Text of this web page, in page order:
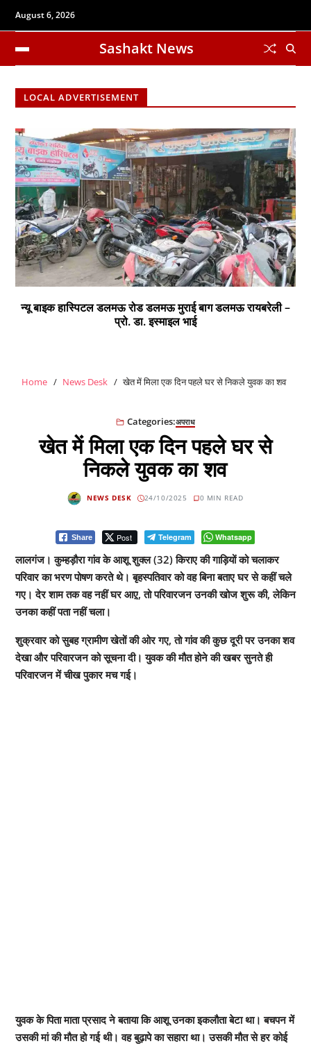
August 6, 2026
Sashakt News
LOCAL ADVERTISEMENT
न्यू बाइक हास्पिटल डलमऊ रोड डलमऊ मुराई बाग डलमऊ रायबरेली –
प्रो. डा. इस्माइल भाई
Home News Desk खेत में मिला एक दिन पहले घर से निकले युवक का शव
Categories:अपराध
खेत में मिला एक दिन पहले घर से
निकले युवक का शव
NEWS DESK 24/10/2025 0 MIN READ
Share Post Telegram Whatsapp
लालगंज। कुम्हड़ौरा गांव के आशू शुक्ल (32) किराए की गाड़ियों को चलाकर
परिवार का भरण पोषण करते थे। बृहस्पतिवार को वह बिना बताए घर से कहीं चले
गए। देर शाम तक वह नहीं घर आए़, तो परिवारजन उनकी खोज शुरू की, लेकिन
उनका कहीं पता नहीं चला।
शुक्रवार को सुबह ग्रामीण खेतों की ओर गए, तो गांव की कुछ दूरी पर उनका शव
देखा और परिवारजन को सूचना दी। युवक की मौत होने की खबर सुनते ही
परिवारजन में चीख पुकार मच गई।
युवक के पिता माता प्रसाद ने बताया कि आशू उनका इकलौता बेटा था। बचपन में
उसकी मां की मौत हो गई थी। वह बुढ़ापे का सहारा था। उसकी मौत से हर कोई